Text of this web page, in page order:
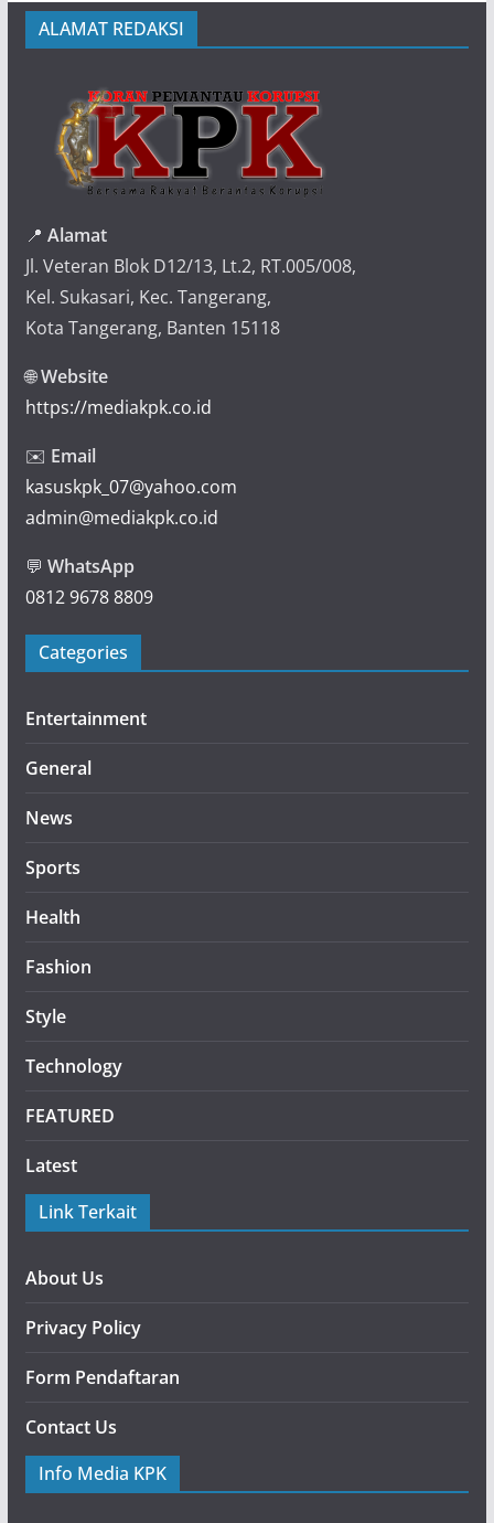
ALAMAT REDAKSI
📍 Alamat
Jl. Veteran Blok D12/13, Lt.2, RT.005/008,
Kel. Sukasari, Kec. Tangerang,
Kota Tangerang, Banten 15118
🌐Website
https://mediakpk.co.id
✉️ Email
kasuskpk_07@yahoo.com
admin@mediakpk.co.id
💬 WhatsApp
0812 9678 8809
Categories
Entertainment
General
News
Sports
Health
Fashion
Style
Technology
FEATURED
Latest
Link Terkait
About Us
Privacy Policy
Form Pendaftaran
Contact Us
Info Media KPK